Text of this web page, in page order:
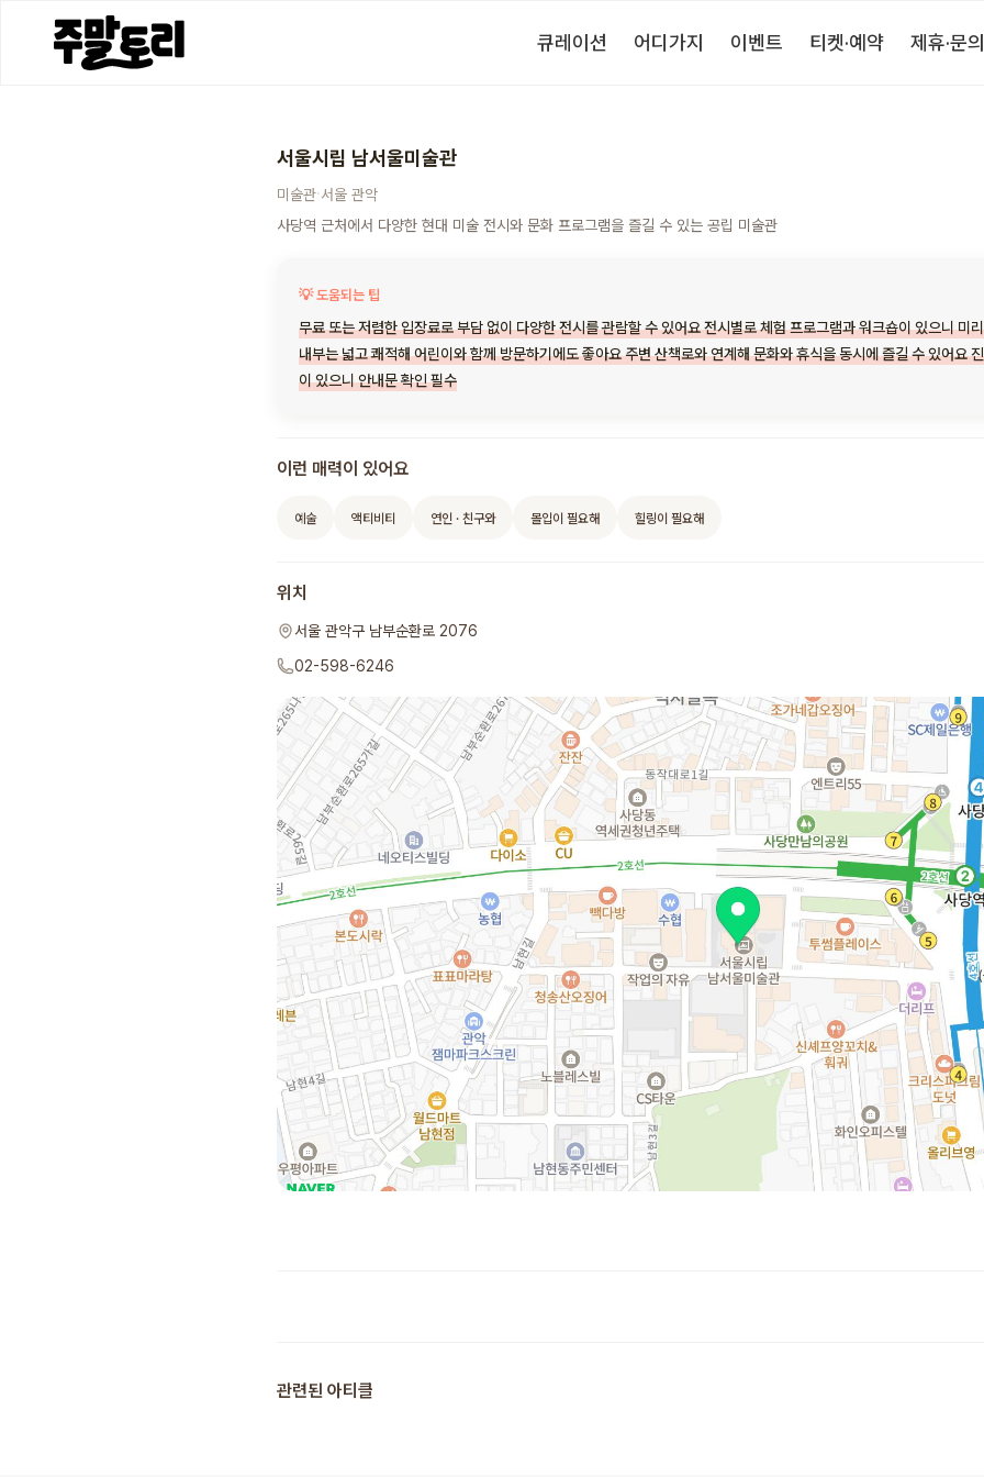
큐레이션 어디가지 이벤트 티켓·예약 제휴·문
서울시립 남서울미술관
미술관·서울 관악
사당역 근처에서 다양한 현대 미술 전시와 문화 프로그램을 즐길 수 있는 공립 미술관
💡 도움되는 팁
무료 또는 저렴한 입장료로 부담 없이 다양한 전시를 관람할 수 있어요 전시별로 체험 프로그램과 워크숍이 있으니 미
내부는 넓고 쾌적해 어린이와 함께 방문하기에도 좋아요 주변 산책로와 연계해 문화와 휴식을 동시에 즐길 수 있어요
이 있으니 안내문 확인 필수
이런 매력이 있어요
예술 액티비티 연인 · 친구와 몰입이 필요해 힐링이 필요해
위치
서울 관악구 남부순환로 2076
02-598-6246
관련된 아티클